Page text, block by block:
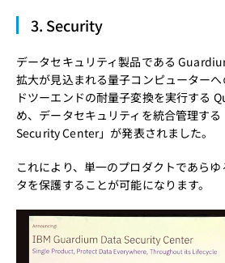
3. Security
データセキュリティ製品である
拡大が見込まれる量子コンピューター
ドツーエンドの耐量子変換を実行する
め、データセキュリティを統合管理す
Security Center」が発表されました。
これにより、単一のプロダクトであら
タを保護することが可能になります。